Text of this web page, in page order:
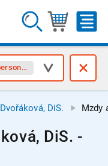
DiS. Mzdy
DiS. -